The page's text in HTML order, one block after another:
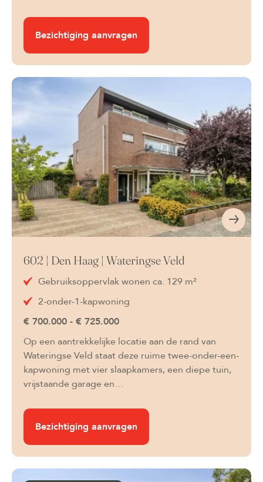
Bezichtiging aanvragen
602 | Den Haag | Wateringse Veld
Gebruiksoppervlak wonen ca. 129 m²
2-onder-1-kapwoning
€ 700.000 - € 725.000
Op een aantrekkelijke locatie aan de rand van
Wateringse Veld staat deze ruime twee-onder-een-
kapwoning met vier slaapkamers, een diepe tuin,
vrijstaande garage en…
Bezichtiging aanvragen